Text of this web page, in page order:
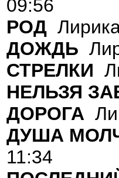
09:56
РОД
ДОЖДЬ
СТРЕЛКИ
НЕЛЬЗЯ
ДОРОГА
ДУША
11:34